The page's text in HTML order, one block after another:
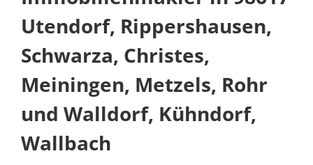
Utendorf, Rippershausen,
Schwarza, Christes,
Meiningen, Metzels, Rohr
und Walldorf, Kühndorf,
Wallbach